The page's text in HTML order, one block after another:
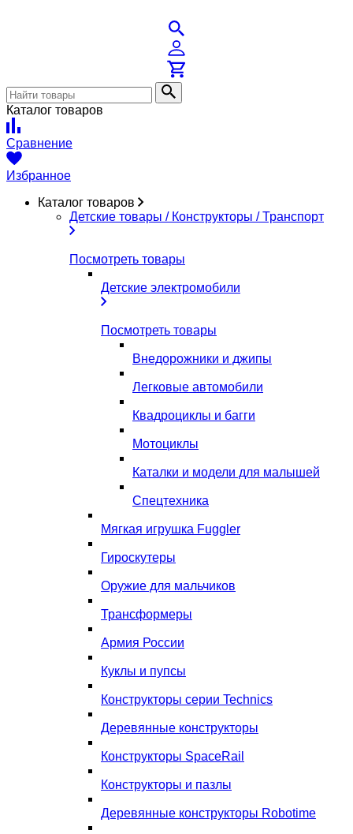
Каталог товаров
Сравнение
Избранное
Каталог товаров
Детские товары / Конструкторы / Транспорт
Посмотреть товары
Детские электромобили
Посмотреть товары
Внедорожники и джипы
Легковые автомобили
Квадроциклы и багги
Мотоциклы
Каталки и модели для малышей
Спецтехника
Мягкая игрушка Fuggler
Гироскутеры
Оружие для мальчиков
Трансформеры
Армия России
Куклы и пупсы
Конструкторы серии Technics
Деревянные конструкторы
Конструкторы SpaceRail
Конструкторы и пазлы
Деревянные конструкторы Robotime